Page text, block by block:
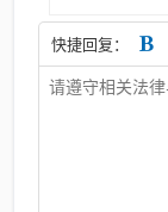
快捷回复：